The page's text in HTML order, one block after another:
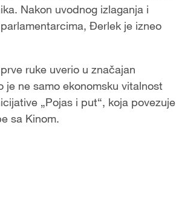
Nakon uvodnog izlaganja i
Đerlek je izneo
ruke uverio u značajan
je ne samo ekonomsku vitalnost
„Pojas i put“, koja povezuje
sa Kinom.